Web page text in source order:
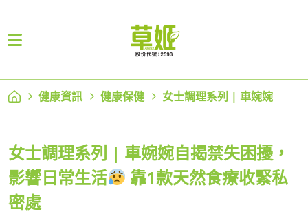
健康資訊 健康保健 女士調理系列 | 車婉婉
女士調理系列 | 車婉婉自揭禁失困擾，
影響日常生活
靠1款天然食療收緊私
密處